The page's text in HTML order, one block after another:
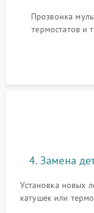
Прозвонка
термостатов и
модуля, реле,
индукции).
4. Замена
Установка новых
катушек или